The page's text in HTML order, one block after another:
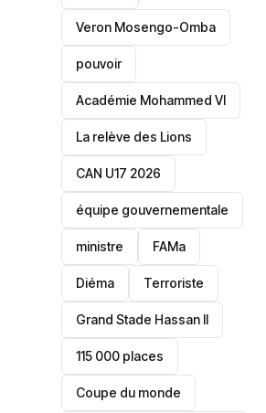
Veron Mosengo-Omba
pouvoir
Académie Mohammed VI
La relève des Lions
CAN U17 2026
équipe gouvernementale
ministre FAMa
Diéma Terroriste
Grand Stade Hassan II
115 000 places
‎Coupe du monde